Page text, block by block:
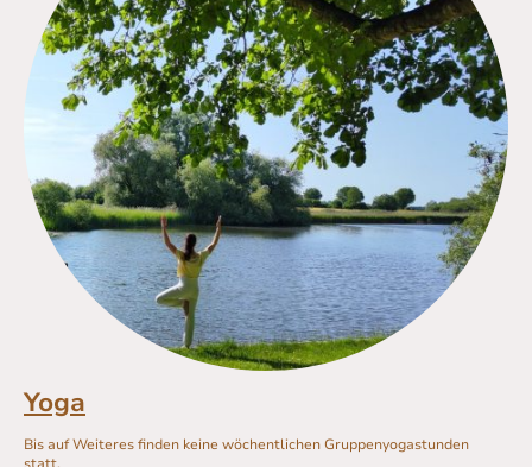
Yoga
Bis auf Weiteres finden keine wöchentlichen Gruppenyogastunden